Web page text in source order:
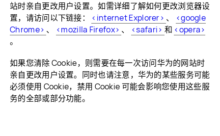
站时亲自更改用户设置。如需详细了解如何更改浏览器设
置，请访问以下链接： <internet Explorer> 、 <google
Chrome> 、 <mozilla Firefox> 、 <safari> 和 <opera>
。
如果您清除 Cookie，则需要在每一次访问华为的网站时
亲自更改用户设置。同时也请注意，华为的某些服务可能
必须使用 Cookie，禁用 Cookie 可能会影响您使用这些服
务的全部或部分功能。